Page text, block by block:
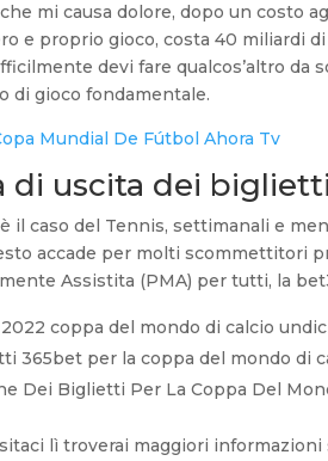
che mi causa dolore, dopo un costo
e proprio gioco, costa 40 miliardi
devi fare qualcos’altro da
di gioco fondamentale.
Mundial De Fútbol Ahora Tv
di uscita dei
il caso del Tennis, settimanali e
accade per molti scommettitori
Assistita (PMA) per tutti, la
coppa del mondo di calcio
365bet per la coppa del mondo di
Dei Biglietti Per La Coppa Del
lì troverai maggiori